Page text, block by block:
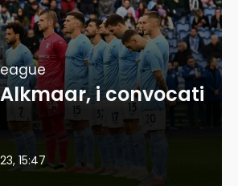
i convocati
15:47